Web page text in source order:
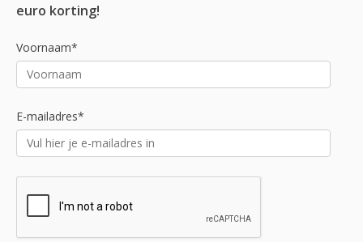
euro korting!
Voornaam*
E-mailadres*